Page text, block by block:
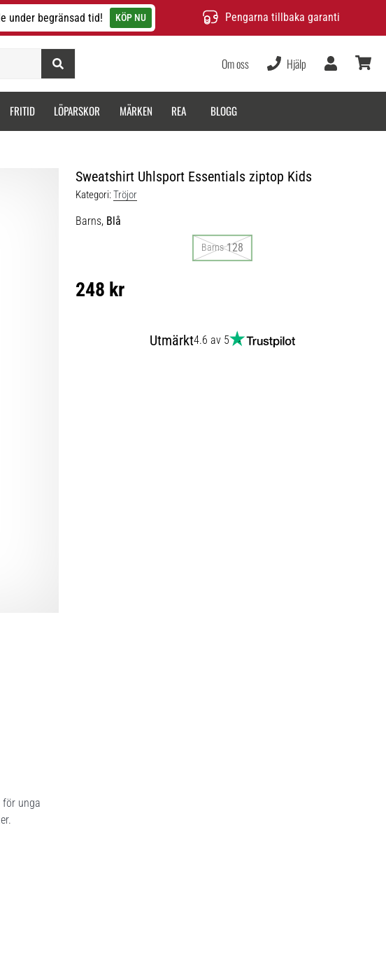
under begränsad tid! KÖP NU Pengarna tillbaka garanti
Om oss Hjälp
FRITID LÖPARSKOR MÄRKEN REA BLOGG
Sweatshirt Uhlsport Essentials ziptop Kids
Kategori:Tröjor
Barns, Blå
Barns 128
248 kr
Utmärkt4.6 av 5
för unga